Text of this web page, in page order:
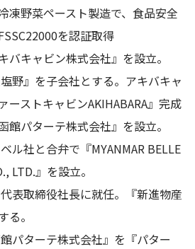
ペースト製造で、食品安全
を認証取得
ビン株式会社』を設立。
』を子会社とする。アキバキャ
ーストキャビンAKIHABARA』完成
ーテ株式会社』を設立。
社と合弁で『MYANMAR BELLE
LTD.』を設立。
取締役社長に就任。『新進物産
。
ターテ株式会社』を『パター